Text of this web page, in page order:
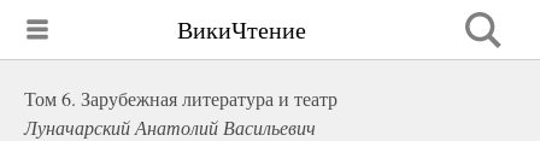
ВикиЧтение
Том 6. Зарубежная литература и театр
Луначарский Анатолий Васильевич